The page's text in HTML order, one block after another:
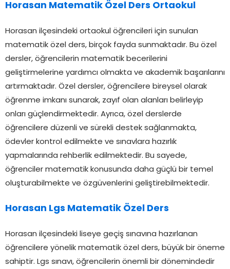
Horasan Matematik Özel Ders Ortaokul
Horasan ilçesindeki ortaokul öğrencileri için sunulan
matematik özel ders, birçok fayda sunmaktadır. Bu özel
dersler, öğrencilerin matematik becerilerini
geliştirmelerine yardımcı olmakta ve akademik başarılarını
artırmaktadır. Özel dersler, öğrencilere bireysel olarak
öğrenme imkanı sunarak, zayıf olan alanları belirleyip
onları güçlendirmektedir. Ayrıca, özel derslerde
öğrencilere düzenli ve sürekli destek sağlanmakta,
ödevler kontrol edilmekte ve sınavlara hazırlık
yapmalarında rehberlik edilmektedir. Bu sayede,
öğrenciler matematik konusunda daha güçlü bir temel
oluşturabilmekte ve özgüvenlerini geliştirebilmektedir.
Horasan Lgs Matematik Özel Ders
Horasan ilçesindeki liseye geçiş sınavına hazırlanan
öğrencilere yönelik matematik özel ders, büyük bir öneme
sahiptir. Lgs sınavı, öğrencilerin önemli bir dönemindedir